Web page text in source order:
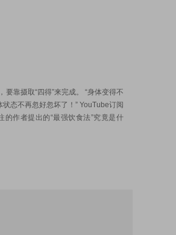
靠摄取“四得”来完成。 “身体变得不
状态不再忽好忽坏了！” YouTube订阅
的作者提出的“最强饮食法”究竟是什